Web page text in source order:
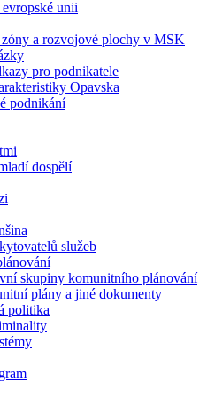
unii
a rozvojové plochy v MSK
pro podnikatele
Opavska
podnikání
dospělí
služeb
skupiny komunitního plánování
plány a jiné dokumenty
politika